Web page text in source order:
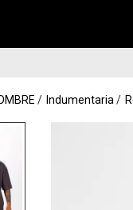
Indumentaria